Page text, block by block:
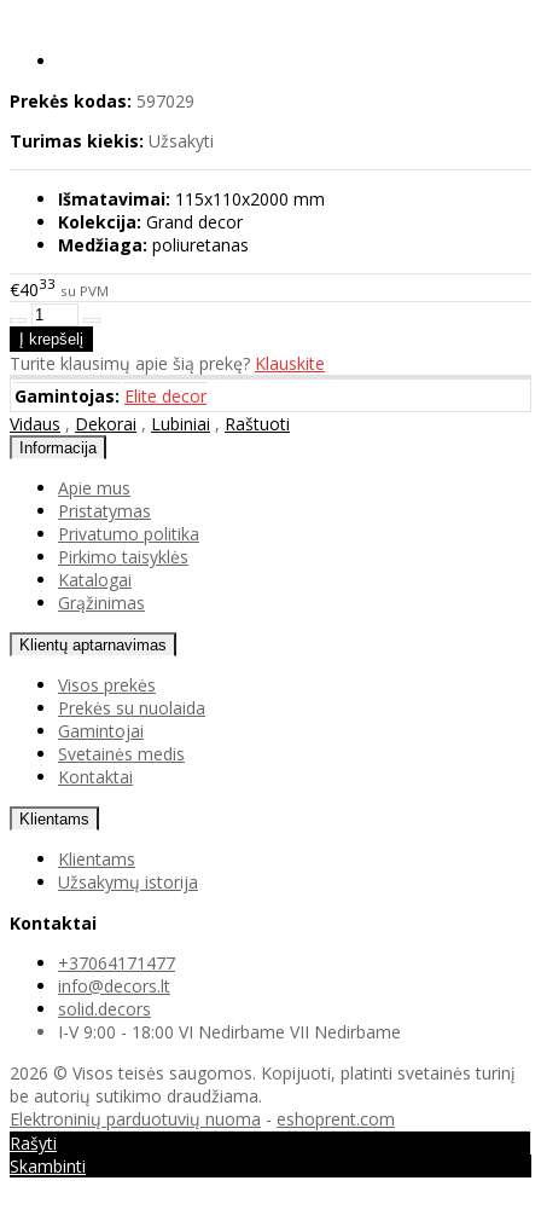
Prekės kodas: 597029
Turimas kiekis: Užsakyti
Išmatavimai: 115x110x2000 mm
Kolekcija: Grand decor
Medžiaga: poliuretanas
€4033 su PVM
Turite klausimų apie šią prekę? Klauskite
Gamintojas: Elite decor
Vidaus , Dekorai , Lubiniai , Raštuoti
Informacija
Apie mus
Pristatymas
Privatumo politika
Pirkimo taisyklės
Katalogai
Grąžinimas
Klientų aptarnavimas
Visos prekės
Prekės su nuolaida
Gamintojai
Svetainės medis
Kontaktai
Klientams
Klientams
Užsakymų istorija
Kontaktai
+37064171477
info@decors.lt
solid.decors
I-V 9:00 - 18:00 VI Nedirbame VII Nedirbame
2026 © Visos teisės saugomos. Kopijuoti, platinti svetainės turinį
be autorių sutikimo draudžiama.
Elektroninių parduotuvių nuoma - eshoprent.com
Rašyti
Skambinti